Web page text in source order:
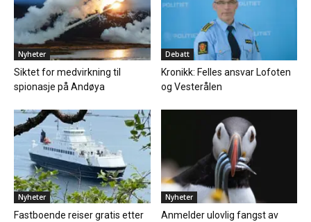
Nyheter
Siktet for medvirkning til
spionasje på Andøya
Debatt
Kronikk: Felles ansvar Lofoten
og Vesterålen
Nyheter
Fastboende reiser gratis etter
Nyheter
Anmelder ulovlig fangst av